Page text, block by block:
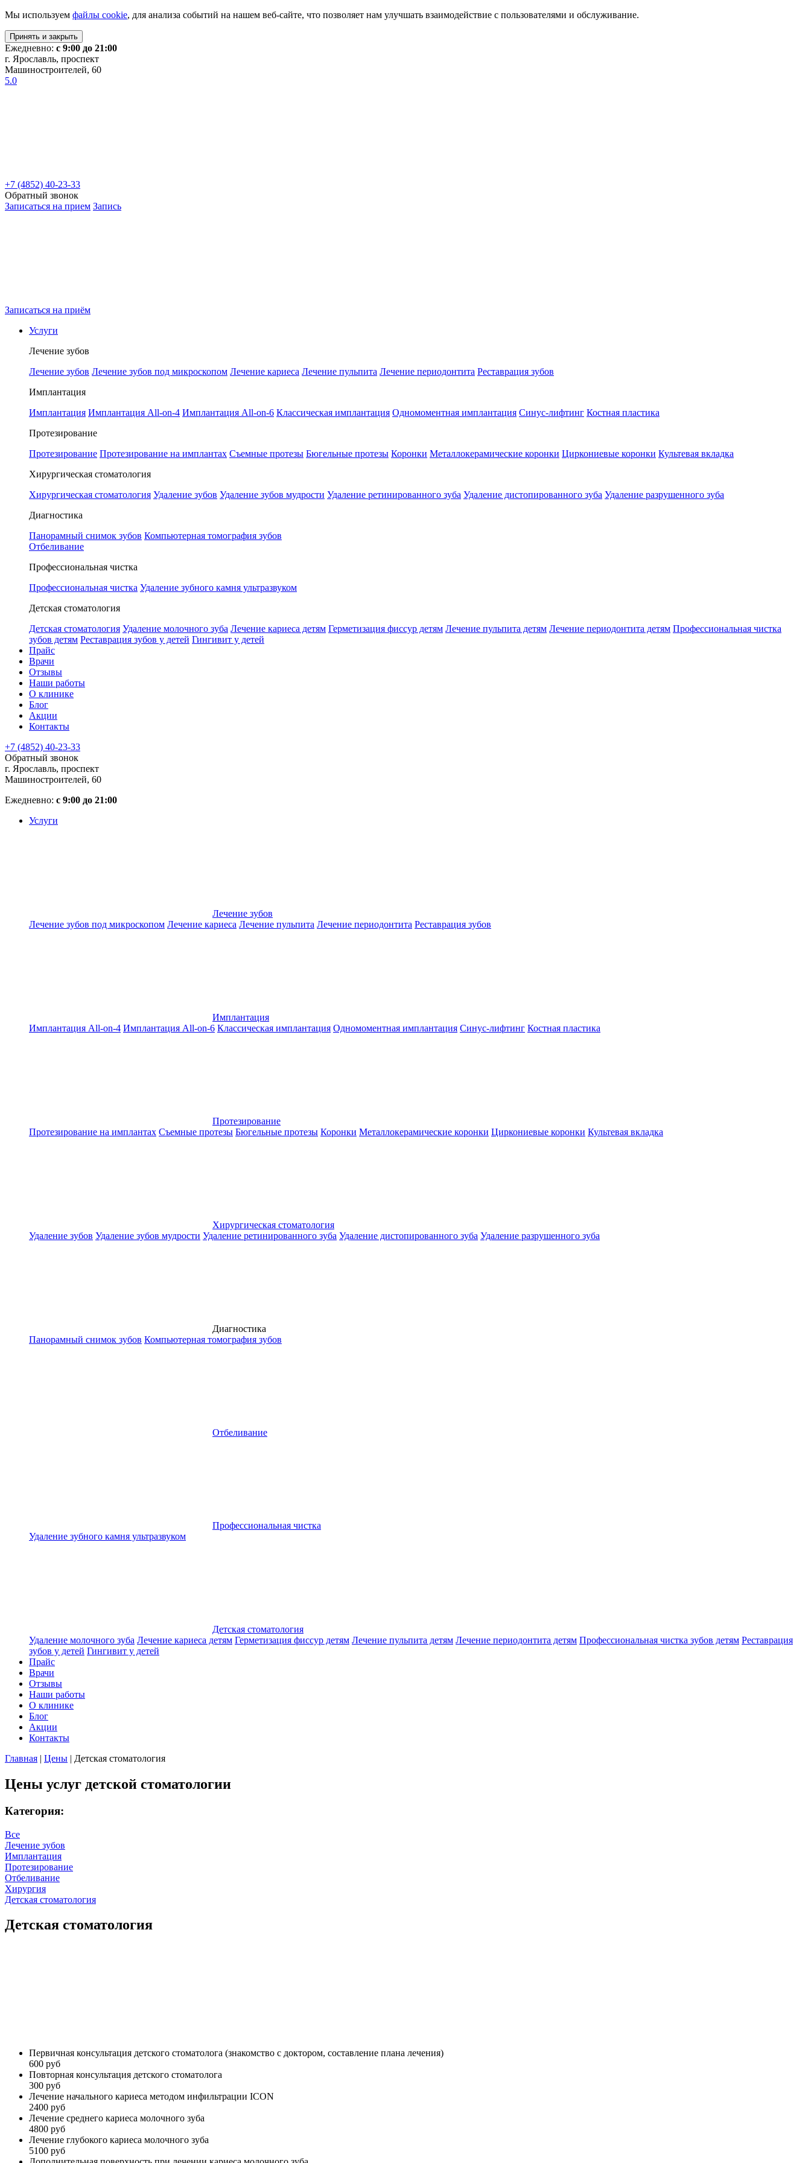
Мы используем файлы cookie, для анализа событий на нашем веб-сайте, что позволяет нам улучшать взаимодействие с пользователями и обслуживание.
Принять и закрыть
Ежедневно: с 9:00 до 21:00
г. Ярославль, проспект
Машиностроителей, 60
5.0
+7 (4852) 40-23-33
Обратный звонок
Записаться на прием Запись
Записаться на приём
Услуги
Лечение зубов
Лечение зубов Лечение зубов под микроскопом Лечение кариеса Лечение пульпита Лечение периодонтита Реставрация зубов
Имплантация
Имплантация Имплантация All-on-4 Имплантация All-on-6 Классическая имплантация Одномоментная имплантация Синус-лифтинг Костная пластика
Протезирование
Протезирование Протезирование на имплантах Съемные протезы Бюгельные протезы Коронки Металлокерамические коронки Циркониевые коронки Культевая вкладка
Хирургическая стоматология
Хирургическая стоматология Удаление зубов Удаление зубов мудрости Удаление ретинированного зуба Удаление дистопированного зуба Удаление разрушенного зуба
Диагностика
Панорамный снимок зубов Компьютерная томография зубов
Отбеливание
Профессиональная чистка
Профессиональная чистка Удаление зубного камня ультразвуком
Детская стоматология
Детская стоматология Удаление молочного зуба Лечение кариеса детям Герметизация фиссур детям Лечение пульпита детям Лечение периодонтита детям Профессиональная чистка
зубов детям Реставрация зубов у детей Гингивит у детей
Прайс
Врачи
Отзывы
Наши работы
О клинике
Блог
Акции
Контакты
+7 (4852) 40-23-33
Обратный звонок
г. Ярославль, проспект
Машиностроителей, 60
Ежедневно: с 9:00 до 21:00
Услуги
Лечение зубов
Лечение зубов под микроскопом Лечение кариеса Лечение пульпита Лечение периодонтита Реставрация зубов
Имплантация
Имплантация All-on-4 Имплантация All-on-6 Классическая имплантация Одномоментная имплантация Синус-лифтинг Костная пластика
Протезирование
Протезирование на имплантах Съемные протезы Бюгельные протезы Коронки Металлокерамические коронки Циркониевые коронки Культевая вкладка
Хирургическая стоматология
Удаление зубов Удаление зубов мудрости Удаление ретинированного зуба Удаление дистопированного зуба Удаление разрушенного зуба
Диагностика
Панорамный снимок зубов Компьютерная томография зубов
Отбеливание
Профессиональная чистка
Удаление зубного камня ультразвуком
Детская стоматология
Удаление молочного зуба Лечение кариеса детям Герметизация фиссур детям Лечение пульпита детям Лечение периодонтита детям Профессиональная чистка зубов детям Реставрация
зубов у детей Гингивит у детей
Прайс
Врачи
Отзывы
Наши работы
О клинике
Блог
Акции
Контакты
Главная | Цены | Детская стоматология
Цены услуг детской стоматологии
Категория:
Все
Лечение зубов
Имплантация
Протезирование
Отбеливание
Хирургия
Детская стоматология
Детская стоматология
Первичная консультация детского стоматолога (знакомство с доктором, составление плана лечения)
600 руб
Повторная консультация детского стоматолога
300 руб
Лечение начального кариеса методом инфильтрации ICON
2400 руб
Лечение среднего кариеса молочного зуба
4800 руб
Лечение глубокого кариеса молочного зуба
5100 руб